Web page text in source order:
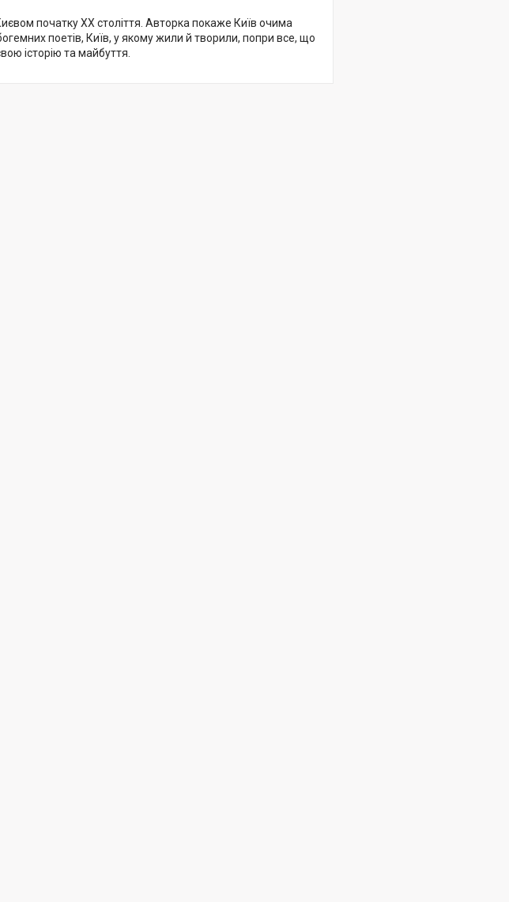
початку ХХ століття. Авторка покаже Київ очима
поетів, Київ, у якому жили й творили, попри все, що
історію та майбуття.